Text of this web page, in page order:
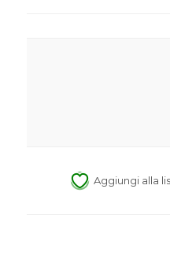
Aggiungi alla